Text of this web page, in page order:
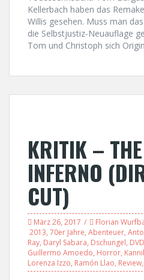
Kellerbach haben das
Willis gesehen. Muss man
die Selbstjustiz-Neuauflage
Tom und Christoph sich
KRITIK –
INFERNO
CUT)
März 26, 2017 Florian
2013, 70er Jahre, Abenteuer,
Ray, Daryl Sabara, Dschungel, DVD
Guillermo Amoedo, Horror,
Lorenza Izzo, Ramón Llao, Review,